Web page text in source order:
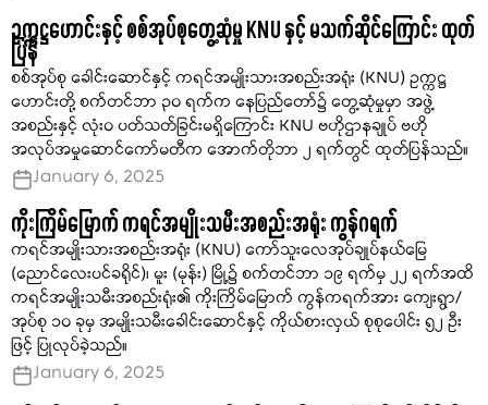
ဥက္ကဋ္ဌဟောင်းနှင့် စစ်အုပ်စုတွေ့ဆုံမှု KNU နှင့် မသက်ဆိုင်ကြောင်း ထုတ်
ပြန်
စစ်အုပ်စု ခေါင်းဆောင်နှင့် ကရင်အမျိုးသားအစည်းအရုံး (KNU) ဥက္ကဋ္ဌ
ဟောင်းတို့ စက်တင်ဘာ ၃၀ ရက်က နေပြည်တော်၌ တွေ့ဆုံမှုမှာ အဖွဲ့
အစည်းနှင့် လုံးဝ ပတ်သတ်ခြင်းမရှိကြောင်း KNU ဗဟိုဌာနချုပ် ဗဟို
အလုပ်အမှုဆောင်ကော်မတီက အောက်တိုဘာ ၂ ရက်တွင် ထုတ်ပြန်သည်။
January 6, 2025
ကိုးကြိမ်မြောက် ကရင်အမျိုးသမီးအစည်းအရုံး ကွန်ဂရက်
ကရင်အမျိုးသားအစည်းအရုံး (KNU) ကော်သူးလေအုပ်ချုပ်နယ်မြေ
(ညောင်လေးပင်ခရိုင်)၊ မူး (မုန်း) မြို့၌ စက်တင်ဘာ ၁၉ ရက်မှ ၂၂ ရက်အထိ
ကရင်အမျိုးသမီးအစည်းရုံး၏ ကိုးကြိမ်မြောက် ကွန်ကရက်အား ကျေးရွာ/
အုပ်စု ၁၀ ခုမှ အမျိုးသမီးခေါင်းဆောင်နှင့် ကိုယ်စားလှယ် စုစုပေါင်း ၅၂ ဦး
ဖြင့် ပြုလုပ်ခဲ့သည်။
January 6, 2025